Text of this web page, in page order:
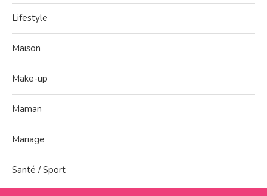
Lifestyle
Maison
Make-up
Maman
Mariage
Santé / Sport